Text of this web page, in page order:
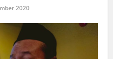
2020